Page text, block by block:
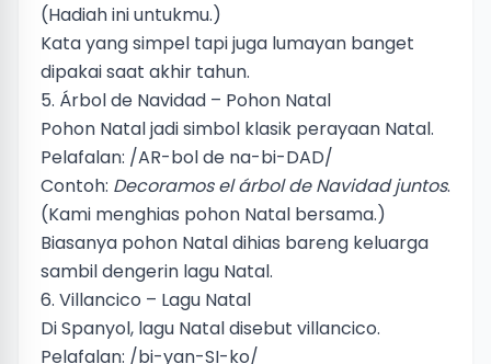
(Hadiah ini untukmu.)
Kata yang simpel tapi juga lumayan banget
dipakai saat akhir tahun.
5. Árbol de Navidad – Pohon Natal
Pohon Natal jadi simbol klasik perayaan Natal.
Pelafalan: /AR-bol de na-bi-DAD/
Contoh: Decoramos el árbol de Navidad juntos.
(Kami menghias pohon Natal bersama.)
Biasanya pohon Natal dihias bareng keluarga
sambil dengerin lagu Natal.
6. Villancico – Lagu Natal
Di Spanyol, lagu Natal disebut villancico.
Pelafalan: /bi-yan-SI-ko/